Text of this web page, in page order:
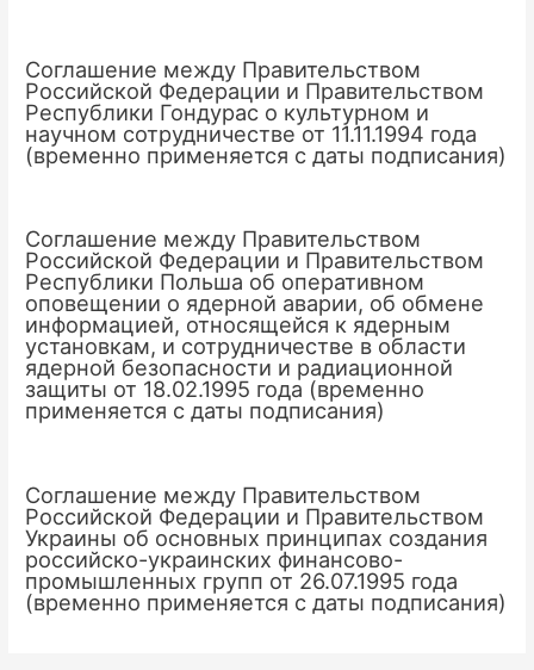
Соглашение между Правительством
Российской Федерации и Правительством
Республики Гондурас о культурном и
научном сотрудничестве от 11.11.1994 года
(временно применяется с даты подписания)
Соглашение между Правительством
Российской Федерации и Правительством
Республики Польша об оперативном
оповещении о ядерной аварии, об обмене
информацией, относящейся к ядерным
установкам, и сотрудничестве в области
ядерной безопасности и радиационной
защиты от 18.02.1995 года (временно
применяется с даты подписания)
Соглашение между Правительством
Российской Федерации и Правительством
Украины об основных принципах создания
российско-украинских финансово-
промышленных групп от 26.07.1995 года
(временно применяется с даты подписания)